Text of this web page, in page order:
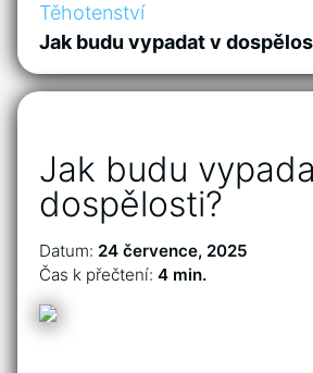
Těhotenství
Jak budu vypadat v
Jak budu
dospělosti?
Datum: 24 července, 2025
Čas k přečtení: 4 min.